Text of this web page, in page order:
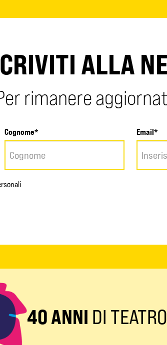
ALLA
rimanere
Cognome* Email*
40 ANNI DI